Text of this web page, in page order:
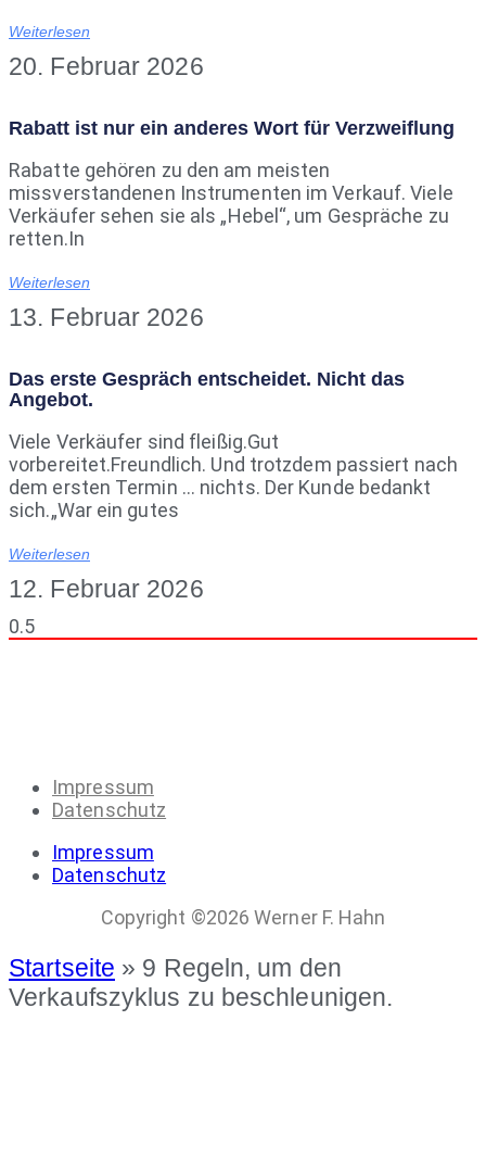
Weiterlesen
20. Februar 2026
Rabatt ist nur ein anderes Wort für Verzweiflung
Rabatte gehören zu den am meisten
missverstandenen Instrumenten im Verkauf. Viele
Verkäufer sehen sie als „Hebel“, um Gespräche zu
retten.In
Weiterlesen
13. Februar 2026
Das erste Gespräch entscheidet. Nicht das
Angebot.
Viele Verkäufer sind fleißig.Gut
vorbereitet.Freundlich. Und trotzdem passiert nach
dem ersten Termin … nichts. Der Kunde bedankt
sich.„War ein gutes
Weiterlesen
12. Februar 2026
Impressum
Datenschutz
Impressum
Datenschutz
Copyright ©2026 Werner F. Hahn
Startseite » 9 Regeln, um den
Verkaufszyklus zu beschleunigen.